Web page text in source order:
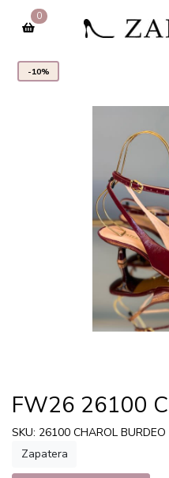
0
-10%
FW26 26100
SKU: 26100 CHAROL
Zapatera